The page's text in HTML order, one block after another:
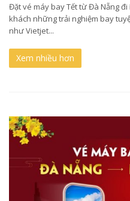
Đặt vé máy bay Tết từ Đà Nẵng
khách những trải nghiệm bay
như Vietjet...
Xem nhiều hơn